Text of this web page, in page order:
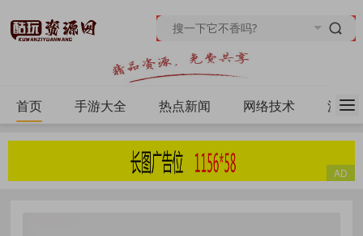
首页 手游大全 热点新闻 网络技术 源码